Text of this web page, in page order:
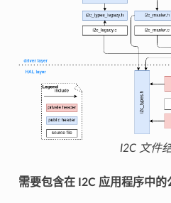
I2C 文件
需要包含在 I2C 应用程序中的